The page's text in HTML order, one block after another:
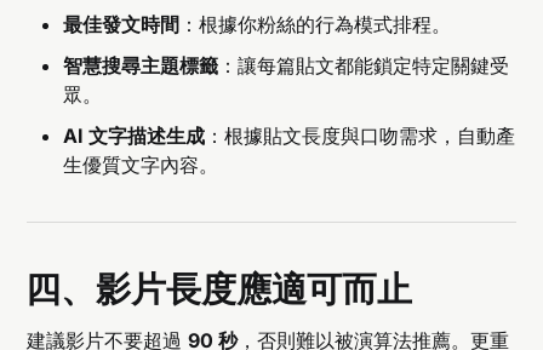
最佳發文時間 ：根據你粉絲的行為模式排程。
智慧搜尋主題標籤 ：讓每篇貼文都能鎖定特定關鍵受
眾。
AI 文字描述生成 ：根據貼文長度與口吻需求，自動產
生優質文字內容。
四、影片長度應適可而止
建議影片不要超過90 秒，否則難以被演算法推薦。更重